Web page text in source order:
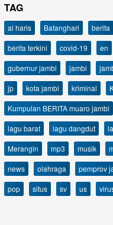
TAG
al haris Batanghari berita
berita terkini
covid-19 en
gubernur jambi
jambi
jp
kota jambi kriminal
Kumpulan BERITA muaro jambi
lagu barat
lagu dangdut
Merangin
mp3 musik
news
olahraga pemprov
pop
situs sv us